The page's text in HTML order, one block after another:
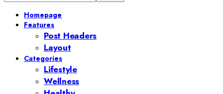
Homepage
Features
Post Headers
Layout
Categories
Lifestyle
Wellness